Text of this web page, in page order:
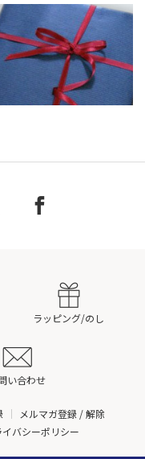
ラッピング/のし
い合わせ
メルマガ登録 / 解除
イバシーポリシー